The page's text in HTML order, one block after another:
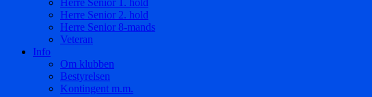
Herre Senior 1. hold
Herre Senior 2. hold
Herre Senior 8-mands
Veteran
Info
Om klubben
Bestyrelsen
Kontingent m.m.